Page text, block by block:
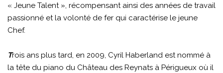
« Jeune Talent », récompensant ainsi des années de travail
passionné et la volonté de fer qui caractérise le jeune
Chef.
Trois ans plus tard, en 2009, Cyril Haberland est nommé à
la tête du piano du Château des Reynats à Périgueux où il